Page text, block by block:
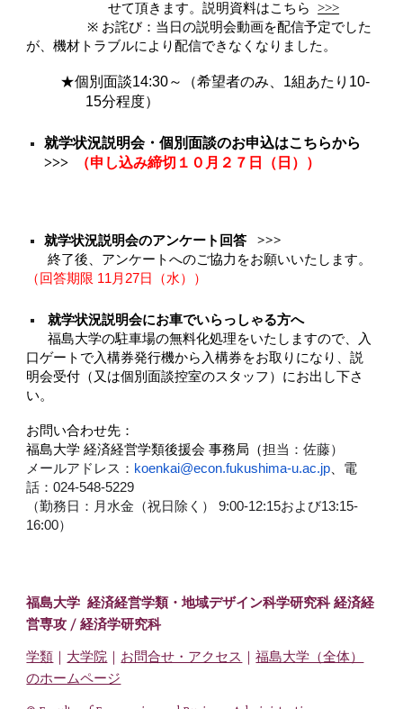
せて頂きます。説明資料はこちら>>>
※ お詫び：当日の説明会動画を配信予定でした
が、機材トラブルにより配信できなくなりました。
★個別面談14:30～（希望者のみ、1組あたり 10-
15分程度）
就学状況説明会・個別面談のお申込はこちらから
>>>
（申し込み締切１０月２ ７ 日（ 日 ））
就学状況説明会のアンケート回答>>>
終了後、アンケートへのご協力をお願いいたします。
（回答期限 11 月 27日 （水） ）
就学状況説明会にお車でいらっしゃる方へ
福島大学の駐車場の無料化処理をいたしますので、入
口ゲートで入構券発行機から入構券をお取りになり、説
明会受付 （ 又は個別面談控室のスタッフ ） にお出し下さ
い。
お問い合わせ先：
福島大学 経済経営学類後援会 事務局（担当：佐藤）
メールアドレス： koenkai@econ.fukushima-u.ac.jp
電
話：024-548-5229
（勤務日：月水金（祝日除く） 9:00-12:15および13:15-
16:00）
福島大学 経済経営学類・地域デザイン科学研究科 経済経
営専攻 / 経済学研究科
学類 大学院 お問合せ・アクセス ｜福島大学（全体）
のホームページ